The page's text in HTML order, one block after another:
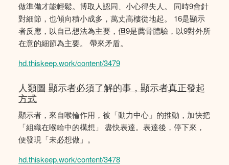
做準備才能輕鬆。博取人認同、小心得失人。 同時9會針
對細節，也傾向積小成多，萬丈高樓從地起。 16是顯示
者反應，以自己想法為主要，但9是薦骨體驗，以9對外所
在意的細節為主要。 帶來矛盾。
hd.thiskeep.work/content/3479
人類圖 顯示者必須了解的事，顯示者真正發起
方式
顯示者，來自喉輪作用，被「動力中心」的推動，加快把
「組織在喉輪中的構想」 盡快表達。表達後，停下來，
便發現「未必想做」。
hd.thiskeep.work/content/3478